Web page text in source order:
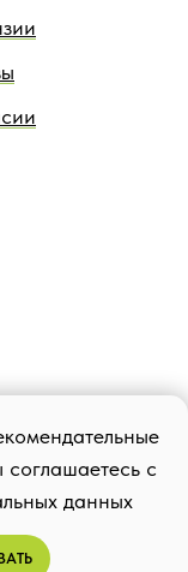
соглашаетесь с
данных